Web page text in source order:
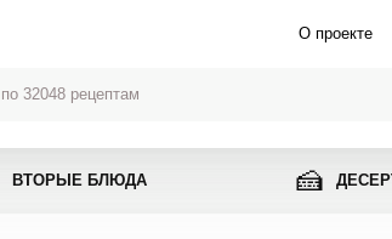
О проекте
ВТОРЫЕ БЛЮДА 🍰